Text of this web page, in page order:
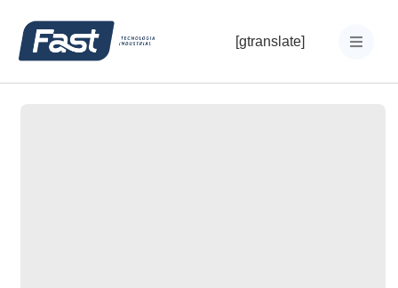
[gtranslate]